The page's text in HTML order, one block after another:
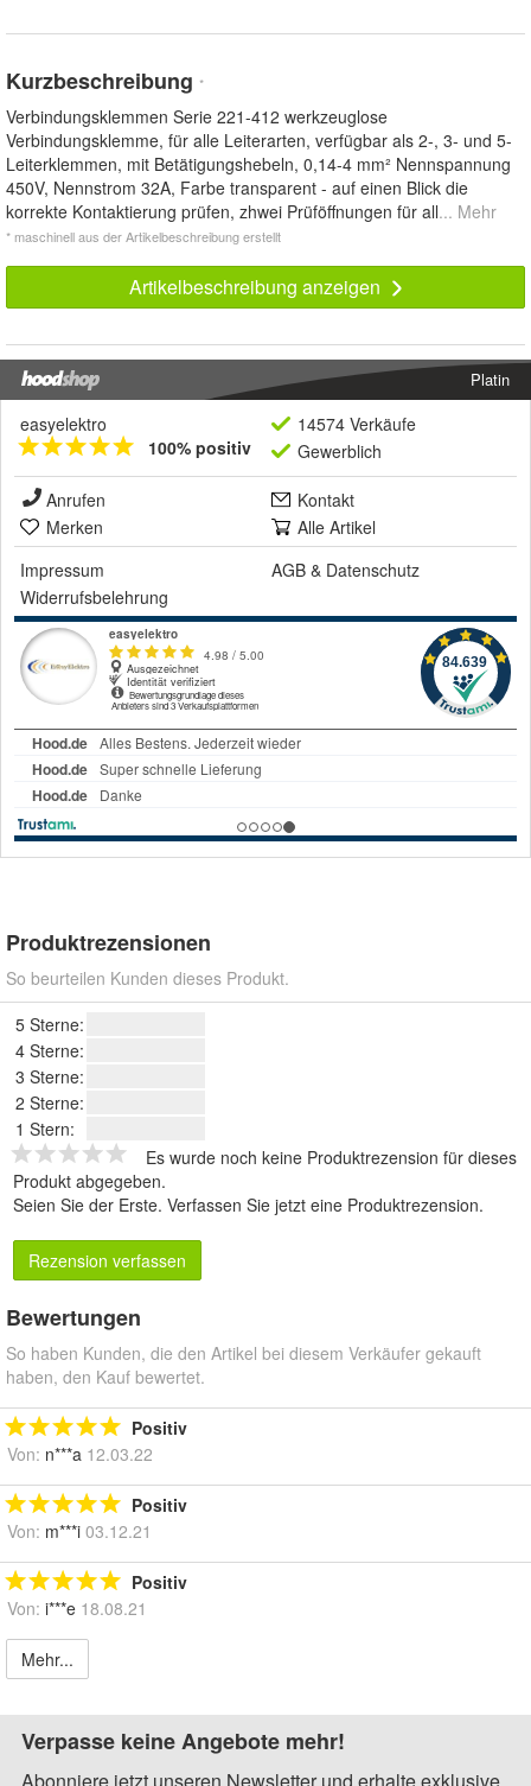
Kurzbeschreibung *
Verbindungsklemmen Serie 221-412 werkzeuglose
Verbindungsklemme, für alle Leiterarten, verfügbar als 2-, 3- und 5-
Leiterklemmen, mit Betätigungshebeln, 0,14-4 mm² Nennspannung
450V, Nennstrom 32A, Farbe transparent - auf einen Blick die
korrekte Kontaktierung prüfen, zhwei Prüföffnungen für all... Mehr
* maschinell aus der Artikelbeschreibung erstellt
Artikelbeschreibung anzeigen
Platin
easyelektro
100% positiv
14574 Verkäufe
Gewerblich
Anrufen
Kontakt
Merken
Alle Artikel
Impressum
AGB & Datenschutz
Widerrufsbelehrung
Produktrezensionen
So beurteilen Kunden dieses Produkt.
5 Sterne:
4 Sterne:
3 Sterne:
2 Sterne:
1 Stern:
Es wurde noch keine Produktrezension für dieses
Produkt abgegeben.
Seien Sie der Erste. Verfassen Sie jetzt eine Produktrezension.
Rezension verfassen
Bewertungen
So haben Kunden, die den Artikel bei diesem Verkäufer gekauft
haben, den Kauf bewertet.
Positiv
Von: n***a 12.03.22
Positiv
Von: m***i 03.12.21
Positiv
Von: i***e 18.08.21
Mehr...
Verpasse keine Angebote mehr!